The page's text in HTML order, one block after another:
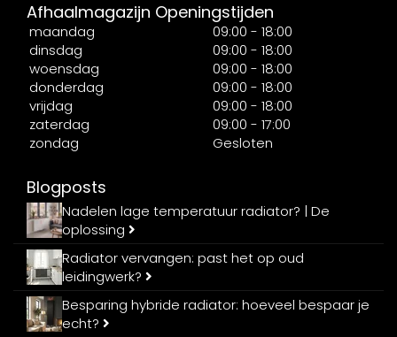
Afhaalmagazijn Openingstijden
maandag
09:00 - 18:00
dinsdag
09:00 - 18:00
woensdag
09:00 - 18:00
donderdag
09:00 - 18:00
vrijdag
09:00 - 18:00
zaterdag
09:00 - 17:00
zondag
Gesloten
Blogposts
Nadelen lage temperatuur radiator? | De
oplossing
Radiator vervangen: past het op oud
leidingwerk?
Besparing hybride radiator: hoeveel bespaar je
echt?